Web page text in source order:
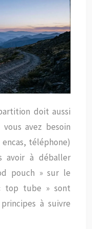
doit aussi
avez besoin
téléphone)
avoir à déballer
pouch » sur le
top tube » sont
à suivre